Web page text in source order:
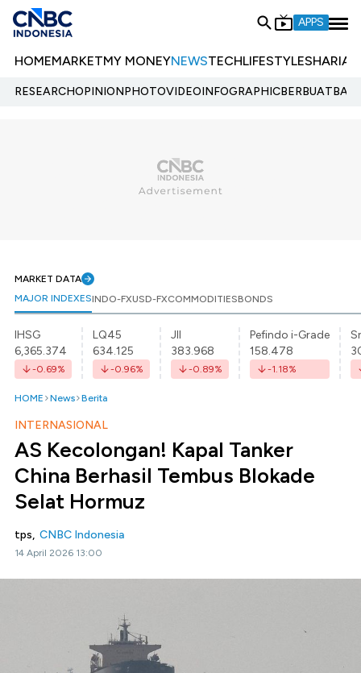
APPS
HOMEMARKETMY MONEYNEWSTECHLIFESTYLESHARIA
RESEARCHOPINIONPHOTOVIDEOINFOGRAPHIC
MARKET DATA
MAJOR INDEXESINDO-FXUSD-FXCOMMODITIESBONDS
IHSG
6,365.374
-0.69%
LQ45
634.125
-0.96%
JII
383.968
-0.89%
Pefindo i-Grade
158.478
-1.18%
HOME News Berita
INTERNASIONAL
AS Kecolongan! Kapal Tanker
China Berhasil Tembus Blokade
Selat Hormuz
tps, CNBC Indonesia
14 April 2026 13:00